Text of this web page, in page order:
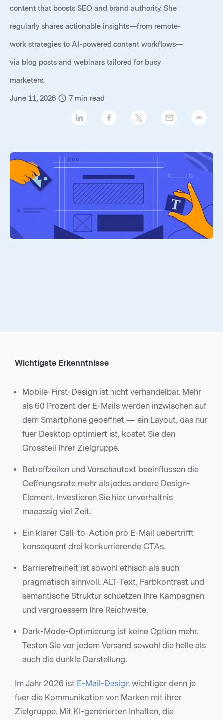
content that boosts SEO and brand authority. She
regularly shares actionable insights—from remote-
work strategies to AI-powered content workflows—
via blog posts and webinars tailored for busy
marketers.
June 11, 2026 7 min read
Wichtigste Erkenntnisse
Mobile-First-Design ist nicht verhandelbar. Mehr
als 60 Prozent der E-Mails werden inzwischen auf
dem Smartphone geoeffnet — ein Layout, das nur
fuer Desktop optimiert ist, kostet Sie den
Grossteil Ihrer Zielgruppe.
Betreffzeilen und Vorschautext beeinflussen die
Oeffnungsrate mehr als jedes andere Design-
Element. Investieren Sie hier unverhaltnis
maeassig viel Zeit.
Ein klarer Call-to-Action pro E-Mail uebertrifft
konsequent drei konkurrierende CTAs.
Barrierefreiheit ist sowohl ethisch als auch
pragmatisch sinnvoll. ALT-Text, Farbkontrast und
semantische Struktur schuetzen Ihre Kampagnen
und vergroessern Ihre Reichweite.
Dark-Mode-Optimierung ist keine Option mehr.
Testen Sie vor jedem Versand sowohl die helle als
auch die dunkle Darstellung.
Im Jahr 2026 ist E-Mail-Design wichtiger denn je
fuer die Kommunikation von Marken mit ihrer
Zielgruppe. Mit KI-generierten Inhalten, die